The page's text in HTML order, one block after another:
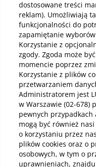
dostosowane treści
reklam). Umożliwiają
funkcjonalności do
zapamiętanie
Korzystanie z
zgody. Zgoda może
momencie poprzez
Korzystanie z plików
przetwarzaniem
Administratorem jest
w Warszawie (02-678)
pewnych
mogą być również
o korzystaniu przez
plików cookies oraz o
osobowych, w tym o
uprawnieniach,